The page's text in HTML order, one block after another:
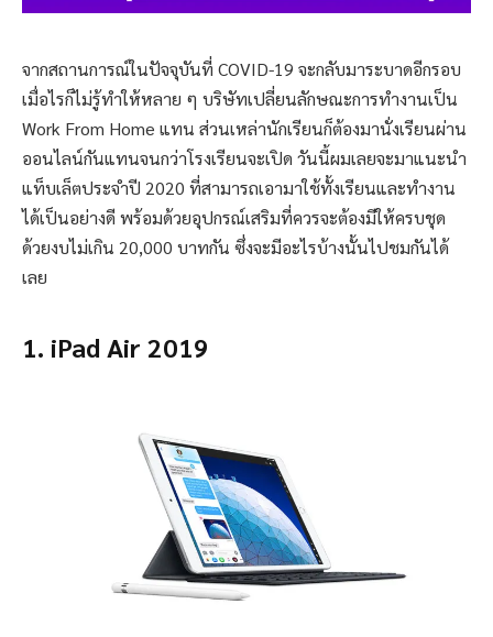
จากสถานการณ์ในปัจจุบันที่ COVID-19 จะกลับมาระบาดอีกรอบ
เมื่อไรก็ไม่รู้ทำให้หลาย ๆ บริษัทเปลี่ยนลักษณะการทำงานเป็น
Work From Home แทน ส่วนเหล่านักเรียนก็ต้องมานั่งเรียนผ่าน
ออนไลน์กันแทนจนกว่าโรงเรียนจะเปิด วันนี้ผมเลยจะมาแนะนำ
แท็บเล็ตประจำปี 2020 ที่สามารถเอามาใช้ทั้งเรียนและทำงาน
ได้เป็นอย่างดี พร้อมด้วยอุปกรณ์เสริมที่ควรจะต้องมีให้ครบชุด
ด้วยงบไม่เกิน 20,000 บาทกัน ซึ่งจะมีอะไรบ้างนั้นไปชมกันได้
เลย
1. iPad Air 2019